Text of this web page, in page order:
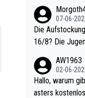
07-06-
Die
16/8? Die Jugendspiele waren letztes Jahr durchaus sehr kur
l. Allerdings ist Mitchell Lawrie als Nummer 1 der Welt eh quali
fiziert. Somit
eisters erstmal nichts. Ich denke sie
AW1963
02-06-
Hallo, warum gibt es keinen Hinweis, dass die Nordic Darts M
asters